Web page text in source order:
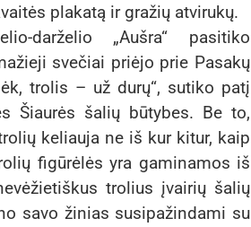
plakatą ir gražių atvirukų.
darželio „Aušra“ pasitiko
svečiai priėjo prie Pasakų
trolis – už durų“, sutiko patį
Šiaurės šalių būtybes. Be to,
keliauja ne iš kur kitur, kaip
figūrėlės yra gaminamos iš
trolius įvairių šalių
savo žinias susipažindami su